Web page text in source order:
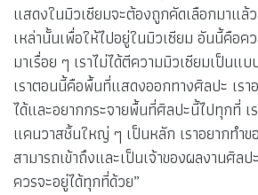
แสดงในมิวเซียมจะต้องถูกคัดเลือกมาแล้
เหล่านั้นเพื่อให้ไปอยู่ในมิวเซียม อันนี้คือ
มาเรื่อย ๆ เราไม่ได้ตีความมิวเซียมเป็นแ
เราตอนนี้คือพื้นที่แสดงออกทางศิลปะ เรา
ได้และอยากกระจายพื้นที่ศิลปะนี้ไปทุกที่ เ
แคนวาสชิ้นใหญ่ ๆ เป็นหลัก เราอยากทำ
สามารถเข้าถึงและเป็นเจ้าของผลงานศิล
ควรจะอยู่ได้ทุกที่ด้วย”